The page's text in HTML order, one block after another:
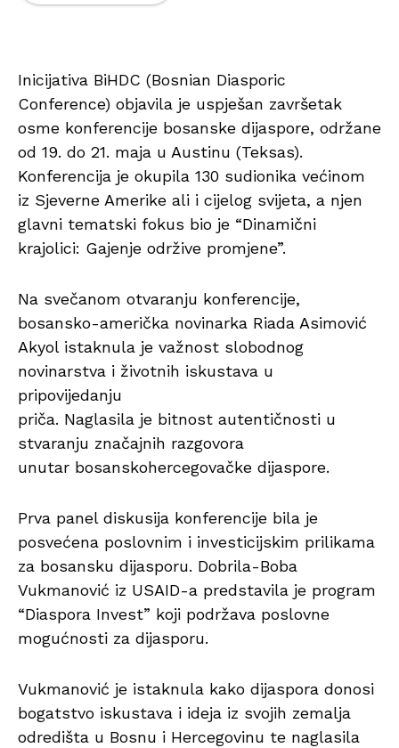
Inicijativa BiHDC (Bosnian Diasporic
Conference) objavila je uspješan završetak
osme konferencije bosanske dijaspore, održane
od 19. do 21. maja u Austinu (Teksas).
Konferencija je okupila 130 sudionika većinom
iz Sjeverne Amerike ali i cijelog svijeta, a njen
glavni tematski fokus bio je “Dinamični
krajolici: Gajenje održive promjene”.
Na svečanom otvaranju konferencije,
bosansko-američka novinarka Riada Asimović
Akyol istaknula je važnost slobodnog
novinarstva i životnih iskustava u
pripovijedanju
priča. Naglasila je bitnost autentičnosti u
stvaranju značajnih razgovora
unutar bosanskohercegovačke dijaspore.
Prva panel diskusija konferencije bila je
posvećena poslovnim i investicijskim prilikama
za bosansku dijasporu. Dobrila-Boba
Vukmanović iz USAID-a predstavila je program
“Diaspora Invest” koji podržava poslovne
mogućnosti za dijasporu.
Vukmanović je istaknula kako dijaspora donosi
bogatstvo iskustava i ideja iz svojih zemalja
odredišta u Bosnu i Hercegovinu te naglasila